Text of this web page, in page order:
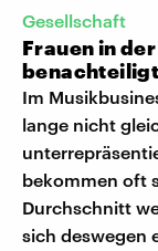
Gesellschaft
Frauen in
benachteiligt
Im
lange nicht
bekommen oft
Durchschnitt
sich deswegen